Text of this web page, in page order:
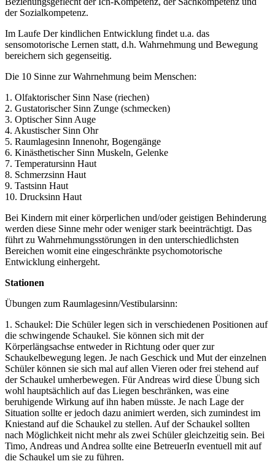
der Sozialkompetenz.
Im Laufe Der kindlichen Entwicklung findet u.a. das
sensomotorische Lernen statt, d.h. Wahrnehmung und Bewegung
bereichern sich gegenseitig.
Die 10 Sinne zur Wahrnehmung beim Menschen:
1. Olfaktorischer Sinn Nase (riechen)
2. Gustatorischer Sinn Zunge (schmecken)
3. Optischer Sinn Auge
4. Akustischer Sinn Ohr
5. Raumlagesinn Innenohr, Bogengänge
6. Kinästhetischer Sinn Muskeln, Gelenke
7. Temperatursinn Haut
8. Schmerzsinn Haut
9. Tastsinn Haut
10. Drucksinn Haut
Bei Kindern mit einer körperlichen und/oder geistigen Behinderung
werden diese Sinne mehr oder weniger stark beeinträchtigt. Das
führt zu Wahrnehmungsstörungen in den unterschiedlichsten
Bereichen womit eine eingeschränkte psychomotorische
Entwicklung einhergeht.
Stationen
Übungen zum Raumlagesinn/Vestibularsinn:
1. Schaukel: Die Schüler legen sich in verschiedenen Positionen auf
die schwingende Schaukel. Sie können sich mit der
Körperlängsachse entweder in Richtung oder quer zur
Schaukelbewegung legen. Je nach Geschick und Mut der einzelnen
Schüler können sie sich mal auf allen Vieren oder frei stehend auf
der Schaukel umherbewegen. Für Andreas wird diese Übung sich
wohl hauptsächlich auf das Liegen beschränken, was eine
beruhigende Wirkung auf ihn haben müsste. Je nach Lage der
Situation sollte er jedoch dazu animiert werden, sich zumindest im
Kniestand auf die Schaukel zu stellen. Auf der Schaukel sollten
nach Möglichkeit nicht mehr als zwei Schüler gleichzeitig sein. Bei
Timo, Andreas und Andrea sollte eine BetreuerIn eventuell mit auf
die Schaukel um sie zu führen.